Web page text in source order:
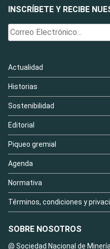
INSCRÍBETE Y RECIBE
Actualidad
Historias
Sostenibilidad
Editorial
Piqueo gremial
Agenda
Normativa
Términos, condiciones y
SOBRE NOSOTROS
@ Sociedad Nacional de